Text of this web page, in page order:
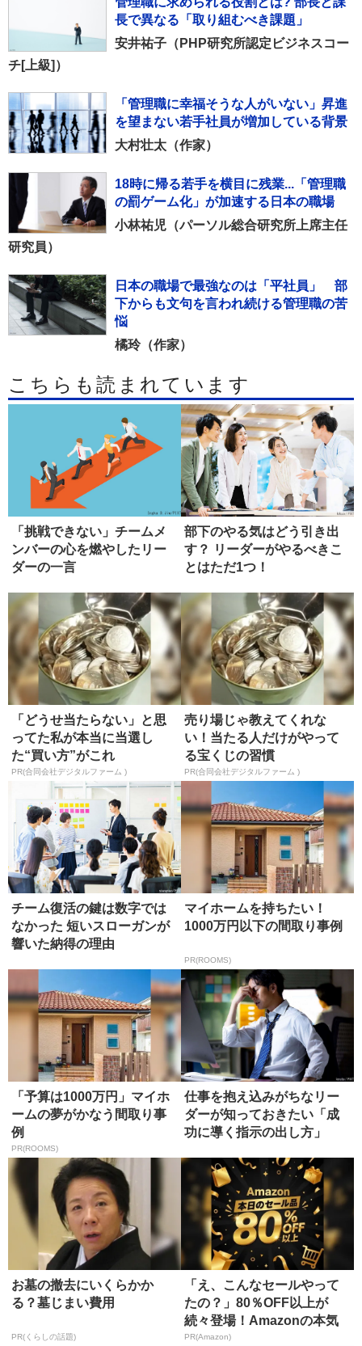
長で異なる「取り組むべき課題」
安井祐子（PHP研究所認定ビジネスコー
チ[上級]）
「管理職に幸福そうな人がいない」昇進
を望まない若手社員が増加している背景
大村壮太（作家）
18時に帰る若手を横目に残業...「管理職
の罰ゲーム化」が加速する日本の職場
小林祐児（パーソル総合研究所上席主任
研究員）
日本の職場で最強なのは「平社員」 部
下からも文句を言われ続ける管理職の苦
悩
橘玲（作家）
こちらも読まれています
「挑戦できない」チームメ
ンバーの心を燃やしたリー
ダーの一言
部下のやる気はどう引き出
す？ リーダーがやるべきこ
とはただ1つ！
「どうせ当たらない」と思
ってた私が本当に当選し
た“買い方”がこれ
PR(合同会社デジタルファーム )
売り場じゃ教えてくれな
い！当たる人だけがやって
る宝くじの習慣
PR(合同会社デジタルファーム )
チーム復活の鍵は数字では
なかった 短いスローガンが
響いた納得の理由
マイホームを持ちたい！
1000万円以下の間取り事例
PR(ROOMS)
「予算は1000万円」マイホ
ームの夢がかなう間取り事
例
PR(ROOMS)
仕事を抱え込みがちなリー
ダーが知っておきたい「成
功に導く指示の出し方」
お墓の撤去にいくらかか
る？墓じまい費用
PR(くらしの話題)
「え、こんなセールやって
たの？」80％OFF以上が
続々登場！Amazonの本気
が...
PR(Amazon)